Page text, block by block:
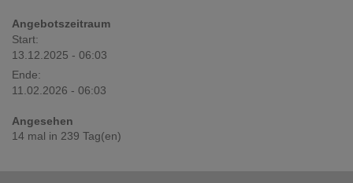
Angebotszeitraum
Start:
13.12.2025 - 06:03
Ende:
11.02.2026 - 06:03
Angesehen
14 mal in 239 Tag(en)